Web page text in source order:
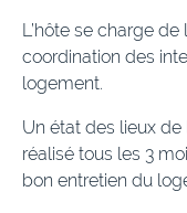
L’hôte se charge
coordination des
logement.
Un état des lieux
réalisé tous les 3
bon entretien du